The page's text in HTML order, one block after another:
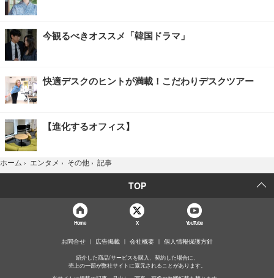
今観るべきオススメ「韓国ドラマ」
快適デスクのヒントが満載！こだわりデスクツアー
【進化するオフィス】
ホーム › エンタメ › その他 › 記事
TOP
Home X YouTube
お問合せ 広告掲載 会社概要 個人情報保護方針
紹介した商品/サービスを購入、契約した場合に、
売上の一部が弊社サイトに還元されることがあります。